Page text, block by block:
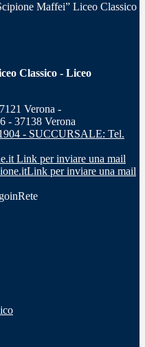
Maffei” Liceo Classico
Classico - Liceo
Verona -
- 37138 Verona
- SUCCURSALE: Tel.
Link per inviare una mail
Link per inviare una mail